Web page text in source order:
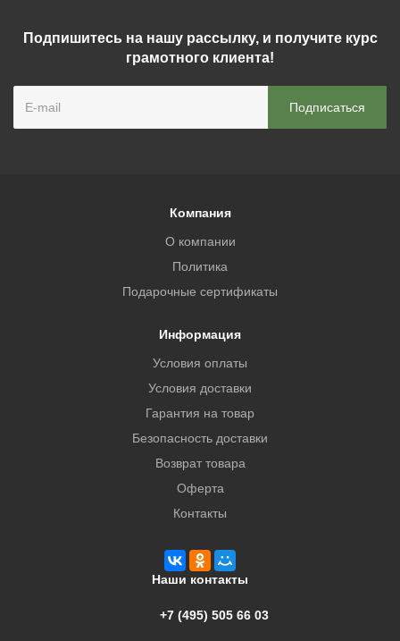
Подпишитесь на нашу рассылку, и получите курс
грамотного клиента!
Компания
О компании
Политика
Подарочные сертификаты
Информация
Условия оплаты
Условия доставки
Гарантия на товар
Безопасность доставки
Возврат товара
Оферта
Контакты
Наши контакты
+7 (495) 505 66 03